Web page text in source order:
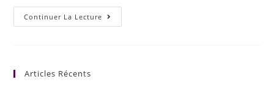
Continuer La Lecture
Articles Récents